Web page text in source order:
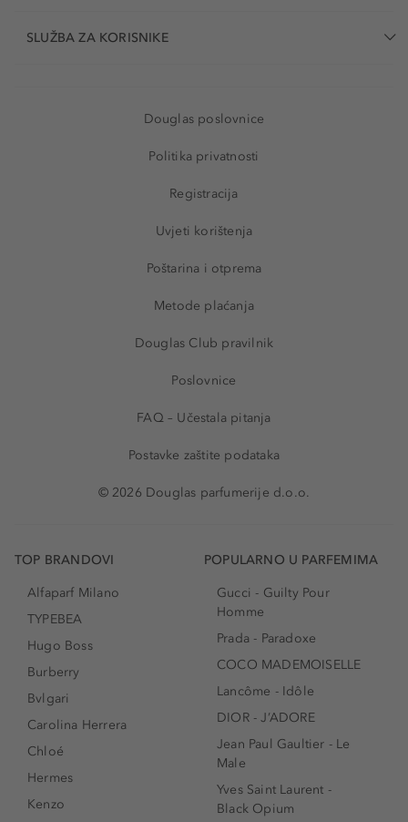
SLUŽBA ZA KORISNIKE
Douglas poslovnice
Politika privatnosti
Registracija
Uvjeti korištenja
Poštarina i otprema
Metode plaćanja
Douglas Club pravilnik
Poslovnice
FAQ – Učestala pitanja
Postavke zaštite podataka
© 2026 Douglas parfumerije d.o.o.
TOP BRANDOVI
Alfaparf Milano
TYPEBEA
Hugo Boss
Burberry
Bvlgari
Carolina Herrera
Chloé
Hermes
Kenzo
POPULARNO U PARFEMIMA
Gucci - Guilty Pour
Homme
Prada - Paradoxe
COCO MADEMOISELLE
Lancôme - Idôle
DIOR - J’ADORE
Jean Paul Gaultier - Le
Male
Yves Saint Laurent -
Black Opium